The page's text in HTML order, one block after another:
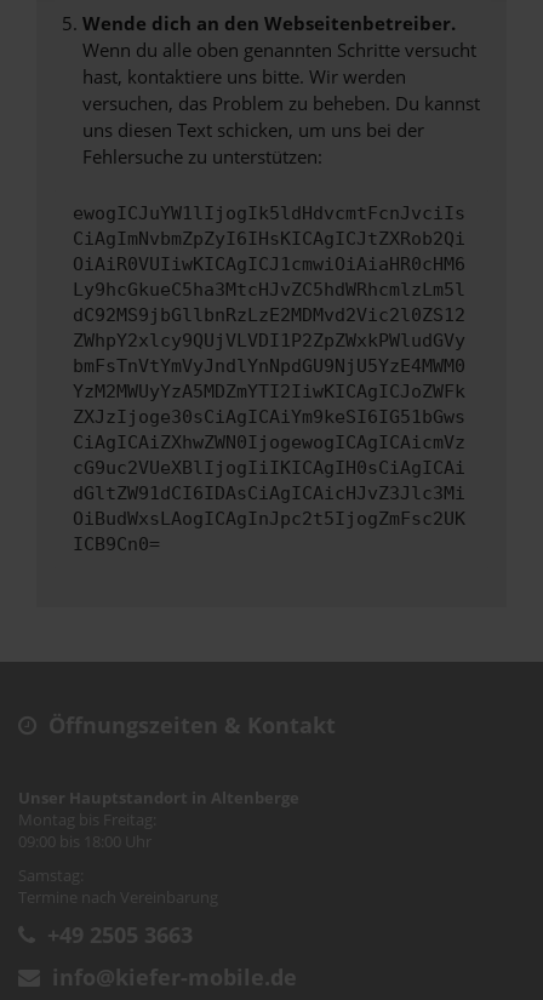
Wende dich an den Webseitenbetreiber.
Wenn du alle oben genannten Schritte versucht
hast, kontaktiere uns bitte. Wir werden
versuchen, das Problem zu beheben. Du kannst
uns diesen Text schicken, um uns bei der
Fehlersuche zu unterstützen:
ewogICJuYW1lIjogIk5ldHdvcmtFcnJvciIs
CiAgImNvbmZpZyI6IHsKICAgICJtZXRob2Qi
OiAiR0VUIiwKICAgICJ1cmwiOiAiaHR0cHM6
Ly9hcGkueC5ha3MtcHJvZC5hdWRhcmlzLm5l
dC92MS9jbGllbnRzLzE2MDMvd2Vic2l0ZS12
ZWhpY2xlcy9QUjVLVDI1P2ZpZWxkPWludGVy
bmFsTnVtYmVyJndlYnNpdGU9NjU5YzE4MWM0
YzM2MWUyYzA5MDZmYTI2IiwKICAgICJoZWFk
ZXJzIjoge30sCiAgICAiYm9keSI6IG51bGws
CiAgICAiZXhwZWN0IjogewogICAgICAicmVz
cG9uc2VUeXBlIjogIiIKICAgIH0sCiAgICAi
dGltZW91dCI6IDAsCiAgICAicHJvZ3Jlc3Mi
OiBudWxsLAogICAgInJpc2t5IjogZmFsc2UK
ICB9Cn0=
Öffnungszeiten & Kontakt
Unser Hauptstandort in Altenberge
Montag bis Freitag:
09:00 bis 18:00 Uhr
Samstag:
Termine nach Vereinbarung
+49 2505 3663
info@kiefer-mobile.de